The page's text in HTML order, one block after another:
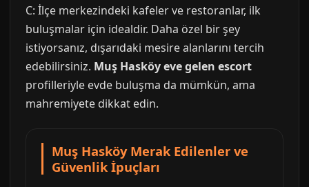
C: İlçe merkezindeki kafeler ve restoranlar, ilk
buluşmalar için idealdir. Daha özel bir şey
istiyorsanız, dışarıdaki mesire alanlarını tercih
edebilirsiniz. Muş Hasköy eve gelen escort
profilleriyle evde buluşma da mümkün, ama
mahremiyete dikkat edin.
Muş Hasköy Merak Edilenler ve
Güvenlik İpuçları